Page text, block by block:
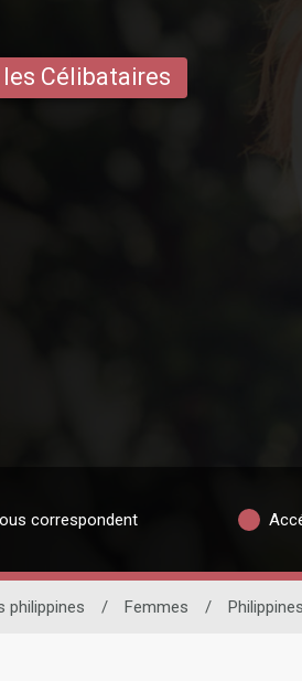
Célibataires
correspondent
philippines / Femmes / Philippines